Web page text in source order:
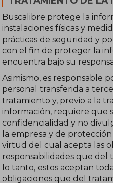
Buscalibre protege la
instalaciones físicas y
prácticas de seguridad y
con el fin de proteger la
encuentra bajo su
Asimismo, es responsable
personal transferida a
tratamiento y, previo a la
información, requiere que
confidencialidad y no
la empresa y de
virtud del cual acepta las
responsabilidades que del
lo tanto, estos aceptan
obligaciones que del